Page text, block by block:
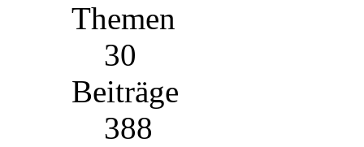
Themen
30
Beiträge
388